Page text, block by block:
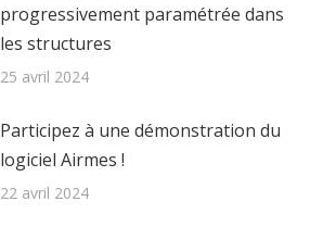
progressivement paramétrée dans
les structures
25 avril 2024
Participez à une démonstration du
logiciel Airmes !
22 avril 2024